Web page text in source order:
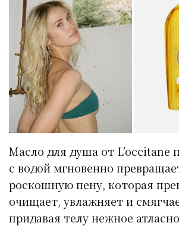
Масло для душа от L’occitane
с водой мгновенно
роскошную пену, которая
очищает, увлажняет и
придавая телу нежное